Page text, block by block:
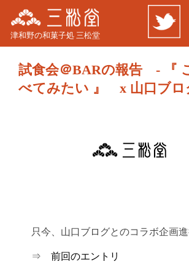
津和野の和菓子処 三松堂
試食会＠BARの報告 - 『
べてみたい 』 x 山口ブロ
只今、山口ブログとのコラボ企画進
⇒ 前回のエントリ